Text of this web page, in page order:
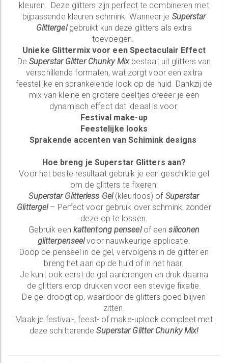
kleuren. Deze glitters zijn perfect te combineren met
bijpassende kleuren schmink. Wanneer je Superstar
Glittergel gebruikt kun deze glitters als extra
toevoegen.
Unieke Glittermix voor een Spectaculair Effect
De Superstar Glitter Chunky Mix bestaat uit glitters van
verschillende formaten, wat zorgt voor een extra
feestelijke en sprankelende look op de huid. Dankzij de
mix van kleine en grotere deeltjes creëer je een
dynamisch effect dat ideaal is voor:
Festival make-up
Feestelijke looks
Sprakende accenten van Schimink designs
Hoe breng je Superstar Glitters aan?
Voor het beste resultaat gebruik je een geschikte gel
om de glitters te fixeren:
Superstar Glitterless Gel (kleurloos) of Superstar
Glittergel – Perfect voor gebruik over schmink, zonder
deze op te lossen.
Gebruik een kattentong penseel of eensiliconen
glitterpenseelvoor nauwkeurige applicatie.
Doop de penseel in de gel, vervolgens in de glitter en
breng het aan op de huid of in het haar.
Je kunt ook eerst de gel aanbrengen en druk daarna
de glitters erop drukken voor een stevige fixatie.
De gel droogt op, waardoor de glitters goed blijven
zitten.
Maak je festival-, feest- of make-uplook compleet met
deze schitterendeSuperstar Glitter Chunky Mix!